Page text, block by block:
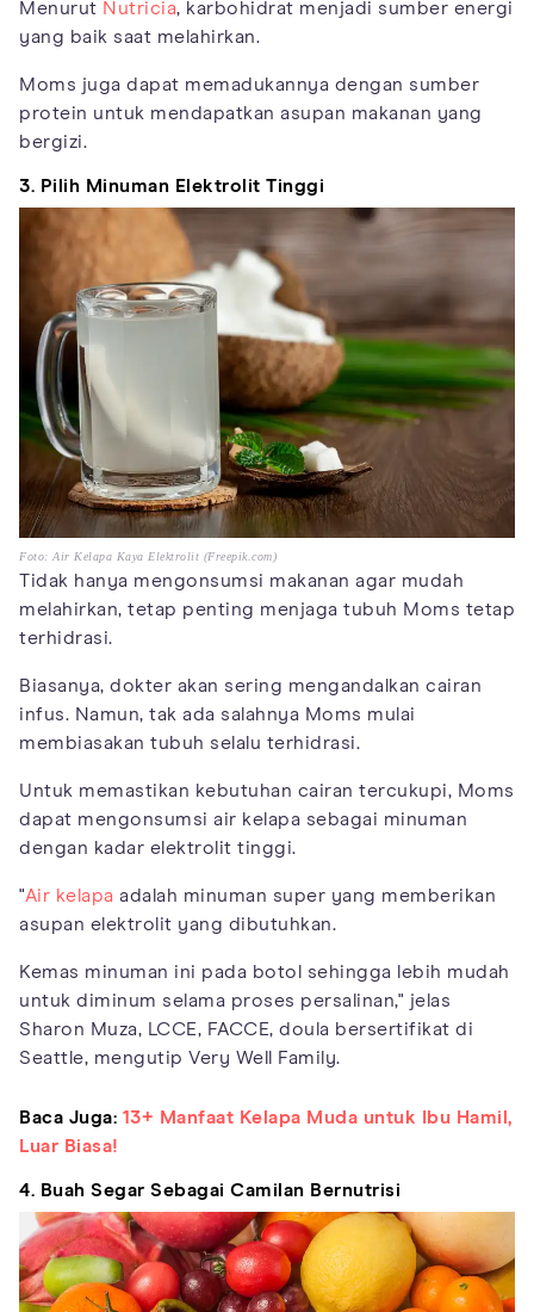
Menurut Nutricia, karbohidrat menjadi sumber energi
yang baik saat melahirkan.
Moms juga dapat memadukannya dengan sumber
protein untuk mendapatkan asupan makanan yang
bergizi.
3. Pilih Minuman Elektrolit Tinggi
Foto: Air Kelapa Kaya Elektrolit (Freepik.com)
Tidak hanya mengonsumsi makanan agar mudah
melahirkan, tetap penting menjaga tubuh Moms tetap
terhidrasi.
Biasanya, dokter akan sering mengandalkan cairan
infus. Namun, tak ada salahnya Moms mulai
membiasakan tubuh selalu terhidrasi.
Untuk memastikan kebutuhan cairan tercukupi, Moms
dapat mengonsumsi air kelapa sebagai minuman
dengan kadar elektrolit tinggi.
"Air kelapa adalah minuman super yang memberikan
asupan elektrolit yang dibutuhkan.
Kemas minuman ini pada botol sehingga lebih mudah
untuk diminum selama proses persalinan," jelas
Sharon Muza, LCCE, FACCE, doula bersertifikat di
Seattle, mengutip Very Well Family.
Baca Juga: 13+ Manfaat Kelapa Muda untuk Ibu Hamil,
Luar Biasa!
4. Buah Segar Sebagai Camilan Bernutrisi